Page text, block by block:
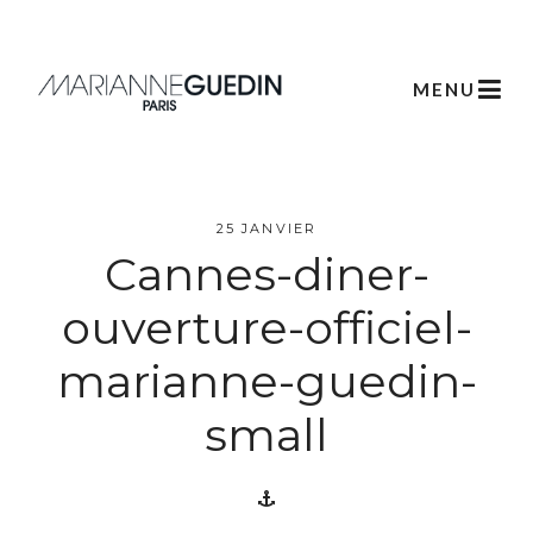
MENU
L’atelier
Créations
Scénographie
Végétale
25 JANVIER
Cannes-diner-
ouverture-officiel-
marianne-guedin-
small